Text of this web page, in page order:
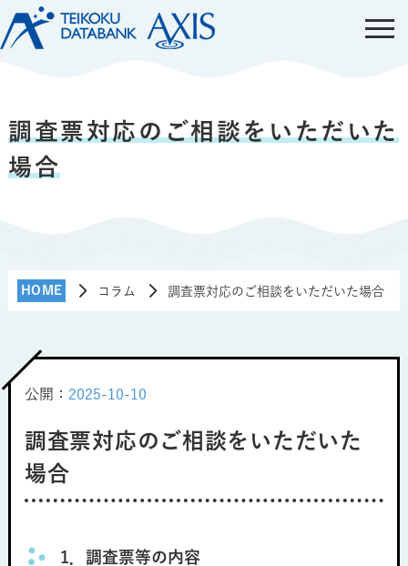
調査票対応のご相談をいただいた
場合
HOME コラム 調査票対応のご相談をいただいた場合
公開： 2025-10-10
調査票対応のご相談をいただいた
場合
1．調査票等の内容